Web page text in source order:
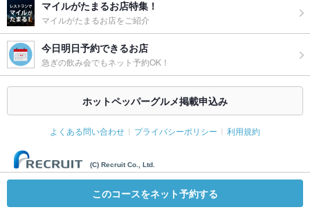
マイルがたまるお店特集！
マイルがたまるお店をご紹介
今日明日予約できるお店
急ぎの飲み会でもネット予約OK！
ホットペッパーグルメ掲載申込み
よくある問い合わせ プライバシーポリシー 利用規約
(C) Recruit Co., Ltd.
このコースをネット予約する